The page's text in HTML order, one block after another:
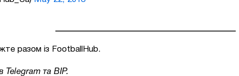
разом із FootballHub.
Telegram та BIP.